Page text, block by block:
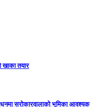
खाका तयार
सरोकारवालाको भूमिका आवश्यक